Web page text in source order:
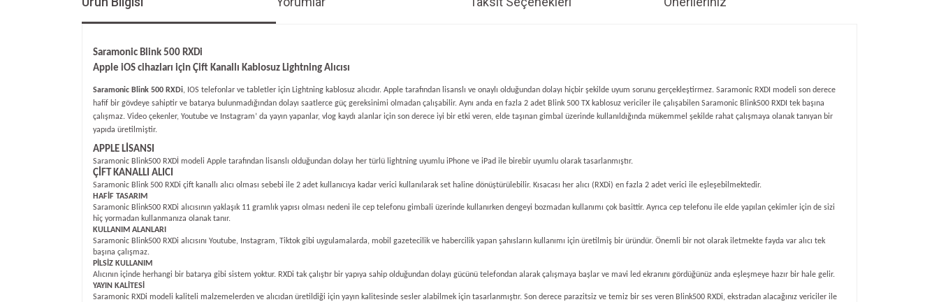
Saramonic Blink 500 RXDi
Apple iOS cihazları için Çift Kanall ı Kablosuz Lightning Alıcısı
Saramonic Blink 500 RXDi, IOS telefonlar ve tabletler için Lightning kablosuz alıcıdır. Apple tarafından lisanslı ve onaylı olduğundan dolayı hiçbir şekilde uyum sorunu gerçekleştirmez. Saramonic RXDI modeli son derece
hafif bir gövdeye sahiptir ve batarya bulunmadığından dolayı saatlerce güç gereksinimi olmadan çalışabilir. Aynı anda en fazla 2 adet Blink 500 TX kablosuz vericiler ile çalışabilen Saramonic Blink500 RXDI tek başına
çalışmaz. Video çekenler, Youtube ve Instagram’ da yayın yapanlar, vlog kaydı alanlar için son derece iyi bir etki veren, elde taşınan gimbal üzerinde kullanıldığında mükemmel şekilde rahat çalışmaya olanak tanıyan bir
yapıda üretilmiştir.
APPLE LİSANSI
Saramonic Blink500 RXDİ modeli Apple tarafından lisanslı olduğundan dolayı her türlü lightning uyumlu iPhone ve iPad ile birebir uyumlu olarak tasarlanmıştır.
ÇİFT KANALLI ALICI
Saramonic Blink 500 RXDi çift kanallı alıcı olması sebebi ile 2 adet kullanıcıya kadar verici kullanılarak set haline dönüştürülebilir. Kısacası her alıcı (RXDi) en fazla 2 adet verici ile eşleşebilmektedir.
HAFİF TASARIM
Saramonic Blink500 RXDi alıcısının yaklaşık 11 gramlık yapısı olması nedeni ile cep telefonu gimbali üzerinde kullanırken dengeyi bozmadan kullanımı çok basittir. Ayrıca cep telefonu ile elde yapılan çekimler için de sizi
hiç yormadan kullanmanıza olanak tanır.
KULLANIM ALANLARI
Saramonic Blink500 RXDi alıcısını Youtube, Instagram, Tiktok gibi uygulamalarda, mobil gazetecilik ve habercilik yapan şahısların kullanımı için üretilmiş bir üründür. Önemli bir not olarak iletmekte fayda var alıcı tek
başına çalışmaz.
PİLSİZ KULLANIM
Alıcının içinde herhangi bir batarya gibi sistem yoktur. RXDi tak çalıştır bir yapıya sahip olduğundan dolayı gücünü telefondan alarak çalışmaya başlar ve mavi led ekranını gördüğünüz anda eşleşmeye hazır bir hale gelir.
YAYIN KALİTESİ
Saramonic RXDi modeli kaliteli malzemelerden ve alıcıdan üretildiği için yayın kalitesinde sesler alabilmek için tasarlanmıştır. Son derece parazitsiz ve temiz bir ses veren Blink500 RXDi, ekstradan alacağınız vericiler ile